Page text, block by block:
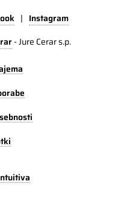
| Instagram
-Jure Cerar s.p.